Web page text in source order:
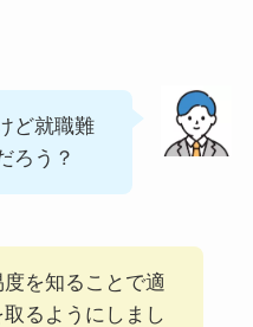
ど就職難
ろう？
を知ることで適
るようにしまし